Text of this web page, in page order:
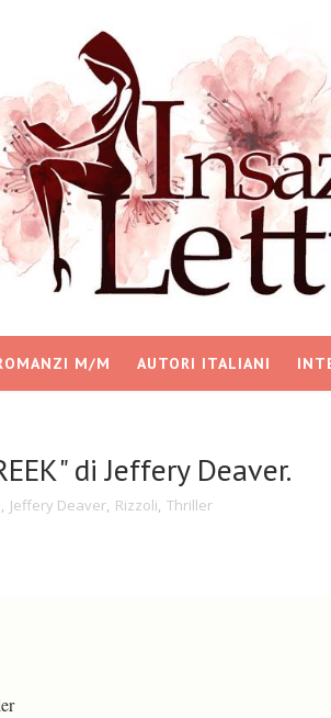
M/M AUTORI ITALIANI
di Jeffery Deaver.
, Jeffery Deaver, Rizzoli, Thriller